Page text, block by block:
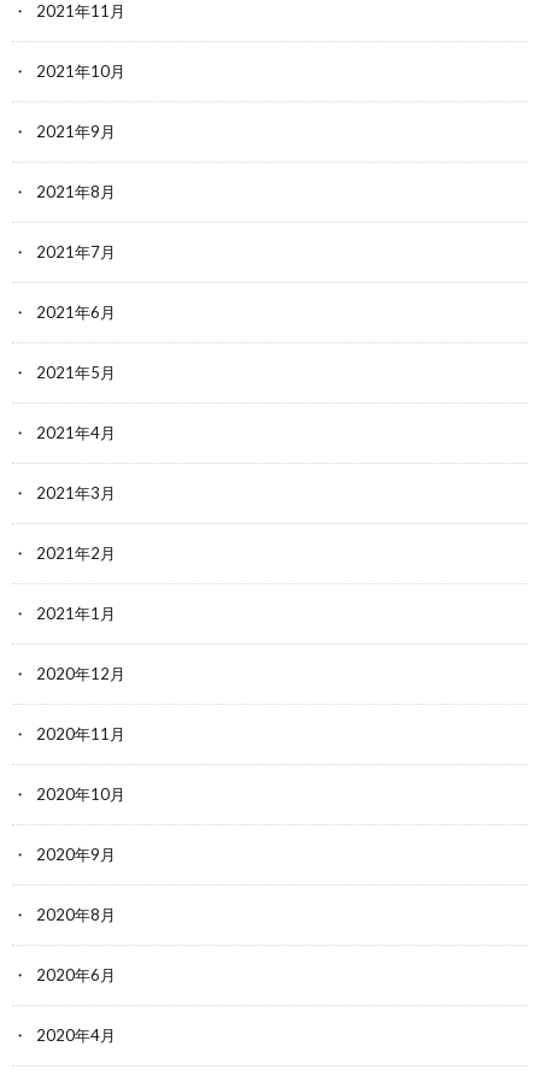
2021年11月
2021年10月
2021年9月
2021年8月
2021年7月
2021年6月
2021年5月
2021年4月
2021年3月
2021年2月
2021年1月
2020年12月
2020年11月
2020年10月
2020年9月
2020年8月
2020年6月
2020年4月